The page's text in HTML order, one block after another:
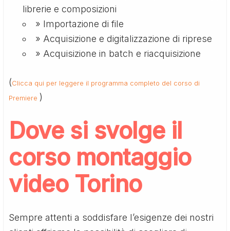
librerie e composizioni
» Importazione di file
» Acquisizione e digitalizzazione di riprese
» Acquisizione in batch e riacquisizione
(Clicca qui per leggere il programma completo del corso di
Premiere )
Dove si svolge il
corso montaggio
video Torino
Sempre attenti a soddisfare l’esigenze dei nostri